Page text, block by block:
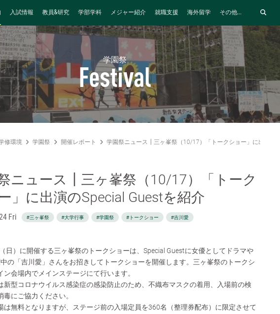
入試情報 教員&研究 学部学科 メジャー紹介 就職支援 海外留学 その他...
学園祭
Festival
修環境 学園祭 開催レポート 学園祭ニュース┃三ヶ峯祭（10/17）「トークショー」に出演の
ニュース┃三ヶ峯祭（10/17）「トーク
」に出演のSpecial Guestを紹介
Fri #三ヶ峯祭 #大学行事 #学園祭 #トークショー #吉川愛
日）に開催する三ヶ峯祭のトークショーは、Special Guestに女優としてドラマや
の「吉川愛」さんをお招きしてトークショーを開催します。三ヶ峯祭のトークシ
ン会場内でメインステージにて行います。
新型コロナウイルス感染症の感染防止のため、不織布マスクの着用、入場前の検
毒にご協力ください。
は無料となりますが、ステージ前の入場定員を360名（整理券配布）に限定させて